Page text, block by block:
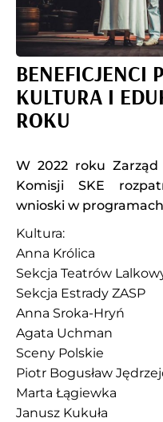
BENEFICJENCI
KULTURA I
ROKU
W 2022 roku Zarząd
Komisji SKE
wnioski w
Kultura:
Anna Królica
Sekcja Teatrów
Sekcja Estrady ZASP
Anna Sroka-Hryń
Agata Uchman
Sceny Polskie
Piotr Bogusław
Marta Łągiewka
Janusz Kukuła